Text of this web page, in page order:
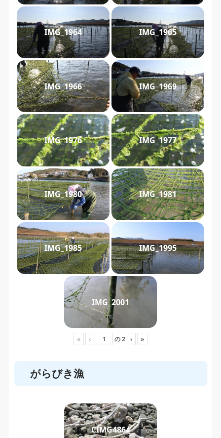
IMG_1964 IMG_1965
IMG_1966 IMG_1969
IMG_1976 IMG_1977
IMG_1980 IMG_1981
IMG_1985 IMG_1995
IMG_2001
« ‹ の2 › »
がらびき漁
CIMG4864